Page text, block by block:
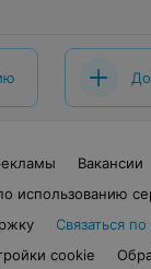
Вакансии
использованию
Связаться
cookie